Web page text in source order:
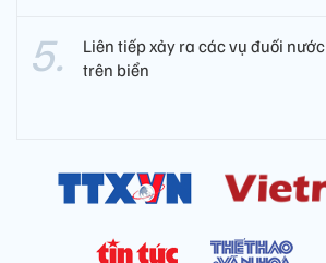
Liên tiếp xảy ra các vụ đuối nước
trên biển